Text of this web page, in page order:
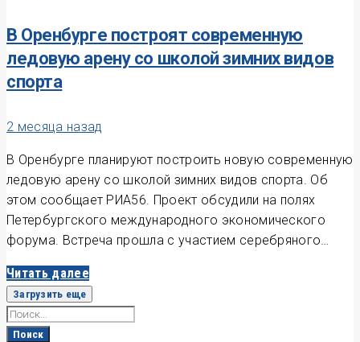
В Оренбурге построят современную
ледовую арену со школой зимних видов
спорта
2 месяца назад
В Оренбурге планируют построить новую современную
ледовую арену со школой зимних видов спорта. Об
этом сообщает РИА56. Проект обсудили на полях
Петербургского международного экономического
форума. Встреча прошла с участием серебряного…
Читать далее
Загрузить еще
Search
for:
Поиск